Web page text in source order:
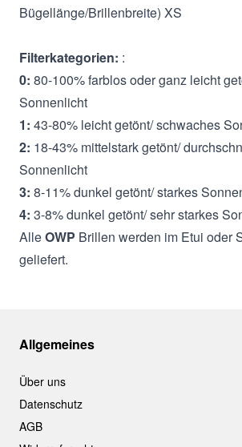
Bügellänge/Brillenbreite) XS
Filterkategorien: :
0: 80-100% farblos oder ganz leicht
Sonnenlicht
1: 43-80% leicht getönt/ schwaches
2: 18-43% mittelstark getönt/
Sonnenlicht
3: 8-11% dunkel getönt/ starkes
4: 3-8% dunkel getönt/ sehr starkes
AlleOWP Brillen werden im Etui oder
geliefert.
Allgemeines
Über uns
Datenschutz
AGB